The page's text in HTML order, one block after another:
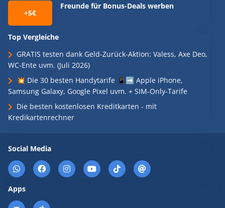
+5€
Freunde für Bonus-Deals werben
Top Vergleiche
GRATIS testen dank Geld-Zurück-Aktion: Valess, Axe Deo,
WC-Ente uvm. (Juli 2026)
💥 Die 30 besten Handytarife 📱➡️ Apple iPhone,
Samsung Galaxy, Google Pixel uvm. + SIM-Only-Tarife
Die besten kostenlosen Kreditkarten - mit
Kredikartenrechner
Social Media
Apps